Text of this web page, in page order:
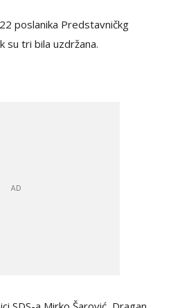
poslanika Predstavničkg
su tri bila uzdržana.